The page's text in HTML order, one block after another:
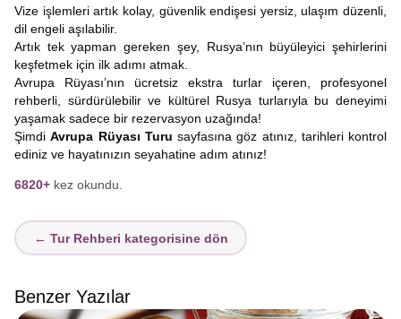
Vize işlemleri artık kolay, güvenlik endişesi yersiz, ulaşım düzenli,
dil engeli aşılabilir.
Artık tek yapman gereken şey, Rusya’nın büyüleyici şehirlerini
keşfetmek için ilk adımı atmak.
Avrupa Rüyası’nın ücretsiz ekstra turlar içeren, profesyonel
rehberli, sürdürülebilir ve kültürel Rusya turlarıyla bu deneyimi
yaşamak sadece bir rezervasyon uzağında!
ŞimdiAvrupa Rüyası Turu sayfasına göz atınız, tarihleri kontrol
ediniz ve hayatınızın seyahatine adım atınız!
6820+ kez okundu.
← Tur Rehberi kategorisine dön
Benzer Yazılar